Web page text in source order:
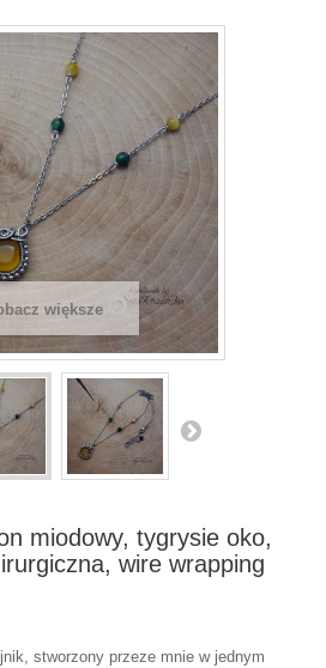
większe
miodowy, tygrysie oko,
wire wrapping
stworzony przeze mnie w jednym